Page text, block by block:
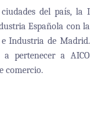
del país, la I
Española con la
Industria de Madrid.
pertenecer a AICO
comercio.